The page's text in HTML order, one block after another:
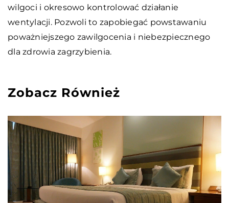
wilgoci i okresowo kontrolować działanie
wentylacji. Pozwoli to zapobiegać powstawaniu
poważniejszego zawilgocenia i niebezpiecznego
dla zdrowia zagrzybienia.
Zobacz Również